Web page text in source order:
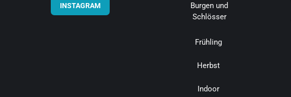
INSTAGRAM
Burgen und
Schlösser
Frühling
Herbst
Indoor